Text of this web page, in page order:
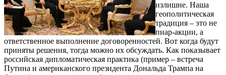
излишне. Наша
геополитическая
традиция – это не
пиар-акции, а
ответственное выполнение договоренностей. Вот когда будут
приняты решения, тогда можно их обсуждать. Как показывает
российская дипломатическая практика (пример – встреча
Путина и американского президента Дональда Трампа на